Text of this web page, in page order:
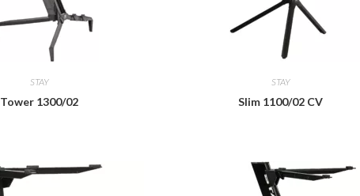
STAY
Tower 1300/02
STAY
Slim 1100/02 CV